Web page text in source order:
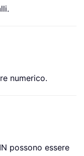
numerico.
possono essere